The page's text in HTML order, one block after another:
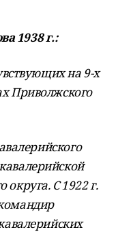
1938 г.:
на 9-х
Приволжского
С 1922 г.